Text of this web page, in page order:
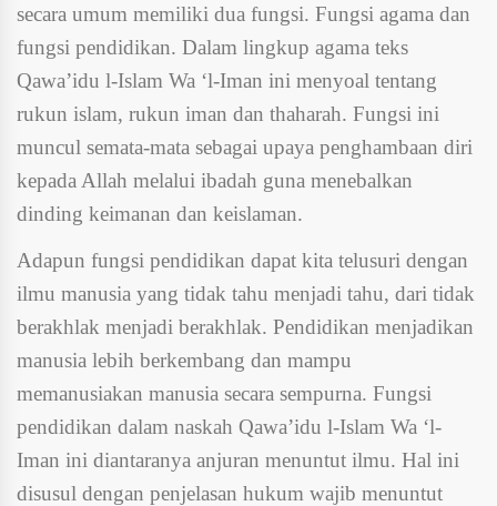
secara umum memiliki dua fungsi. Fungsi agama dan
fungsi pendidikan. Dalam lingkup agama teks
Qawa’idu l-Islam Wa ‘l-Iman ini menyoal tentang
rukun islam, rukun iman dan thaharah. Fungsi ini
muncul semata-mata sebagai upaya penghambaan diri
kepada Allah melalui ibadah guna menebalkan
dinding keimanan dan keislaman.
Adapun fungsi pendidikan dapat kita telusuri dengan
ilmu manusia yang tidak tahu menjadi tahu, dari tidak
berakhlak menjadi berakhlak. Pendidikan menjadikan
manusia lebih berkembang dan mampu
memanusiakan manusia secara sempurna. Fungsi
pendidikan dalam naskah Qawa’idu l-Islam Wa ‘l-
Iman ini diantaranya anjuran menuntut ilmu. Hal ini
disusul dengan penjelasan hukum wajib menuntut